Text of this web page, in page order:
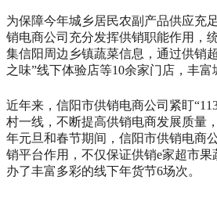
为保障今年城乡居民农副产品供应充
销电商公司充分发挥供销职能作用，
集信阳周边乡镇蔬菜信息，通过供销
之味”线下体验店等10余家门店，丰富
近年来，信阳市供销电商公司紧盯
村一线，不断提高供销电商发展质量
年元旦和春节期间，信阳市供销电商
销平台作用，不仅保证供销e家超市
办了丰富多彩的线下年货节6场次。